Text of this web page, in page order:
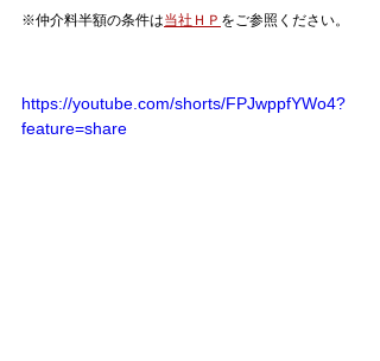
※仲介料半額の条件は当社ＨＰ をご参照ください。
https://youtube.com/shorts/FPJwppfYWo4?
feature=share